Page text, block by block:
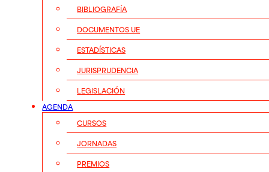
BIBLIOGRAFÍA
DOCUMENTOS UE
ESTADÍSTICAS
JURISPRUDENCIA
LEGISLACIÓN
AGENDA
CURSOS
JORNADAS
PREMIOS